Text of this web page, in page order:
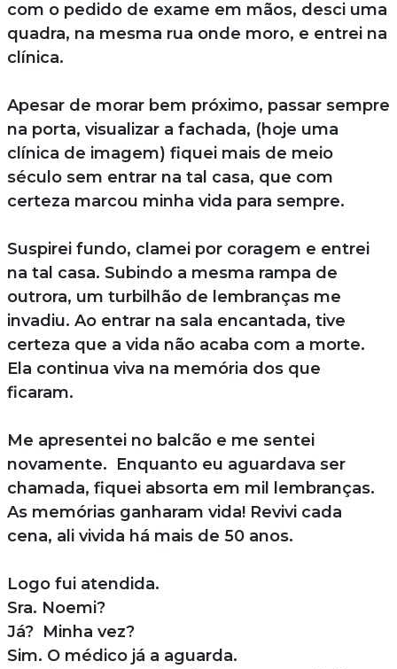
com o pedido de exame em mãos, desci uma
quadra, na mesma rua onde moro, e entrei na
clínica.
Apesar de morar bem próximo, passar sempre
na porta, visualizar a fachada, (hoje uma
clínica de imagem) fiquei mais de meio
século sem entrar na tal casa, que com
certeza marcou minha vida para sempre.
Suspirei fundo, clamei por coragem e entrei
na tal casa. Subindo a mesma rampa de
outrora, um turbilhão de lembranças me
invadiu. Ao entrar na sala encantada, tive
certeza que a vida não acaba com a morte.
Ela continua viva na memória dos que
ficaram.
Me apresentei no balcão e me sentei
novamente. Enquanto eu aguardava ser
chamada, fiquei absorta em mil lembranças.
As memórias ganharam vida! Revivi cada
cena, ali vivida há mais de 50 anos.
Logo fui atendida.
Sra. Noemi?
Já? Minha vez?
Sim. O médico já a aguarda.